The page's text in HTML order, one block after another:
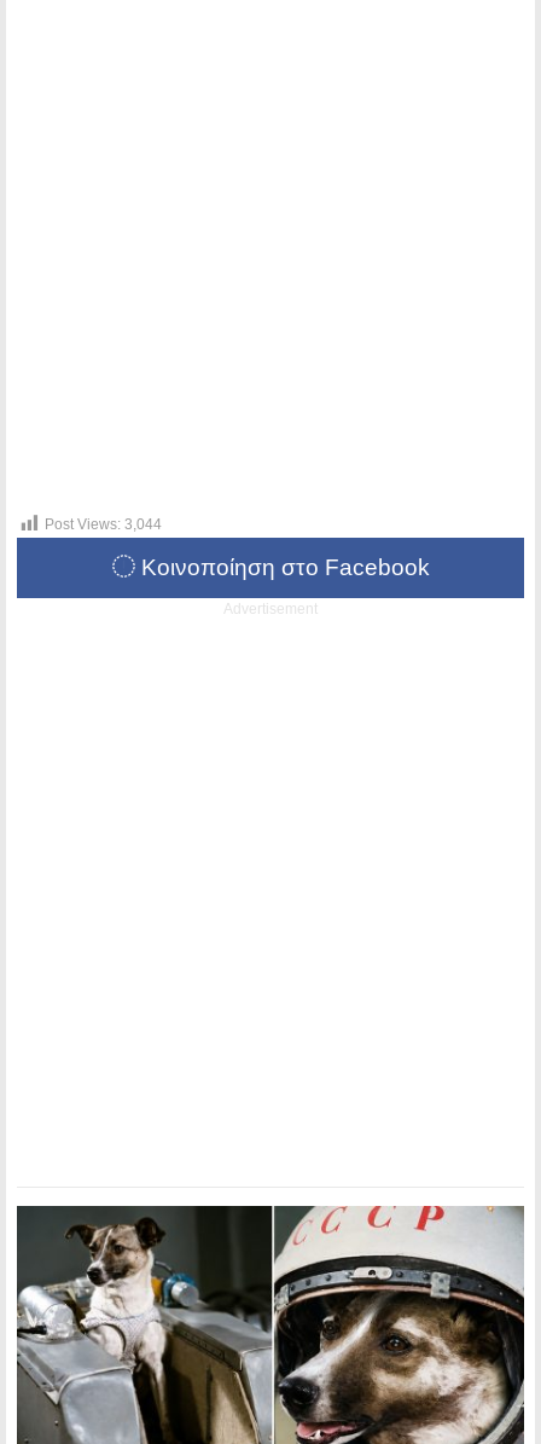
Post Views: 3,044
Κοινοποίηση στο Facebook
Advertisement